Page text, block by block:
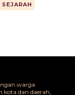
SEJARAH
warga
kota dan daerah,